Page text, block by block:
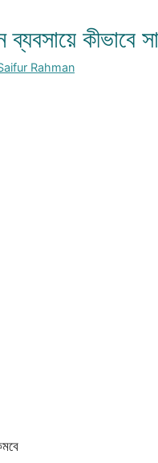
ব্যবসায়ে কীভাবে
Rahman